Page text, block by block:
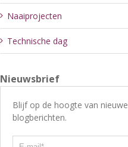
Naaiprojecten
Technische dag
Nieuwsbrief
Blijf op de hoogte van nieuwe
blogberichten.